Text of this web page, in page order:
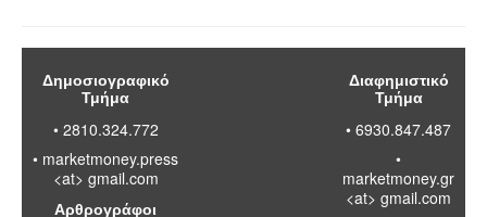
Δημοσιογραφικό
Τμήμα
• 2810.324.772
• marketmoney.press
<at> gmail.com
Αρθρογράφοι
Διαφημιστικό
Τμήμα
• 6930.847.487
•
marketmoney.gr
<at> gmail.com